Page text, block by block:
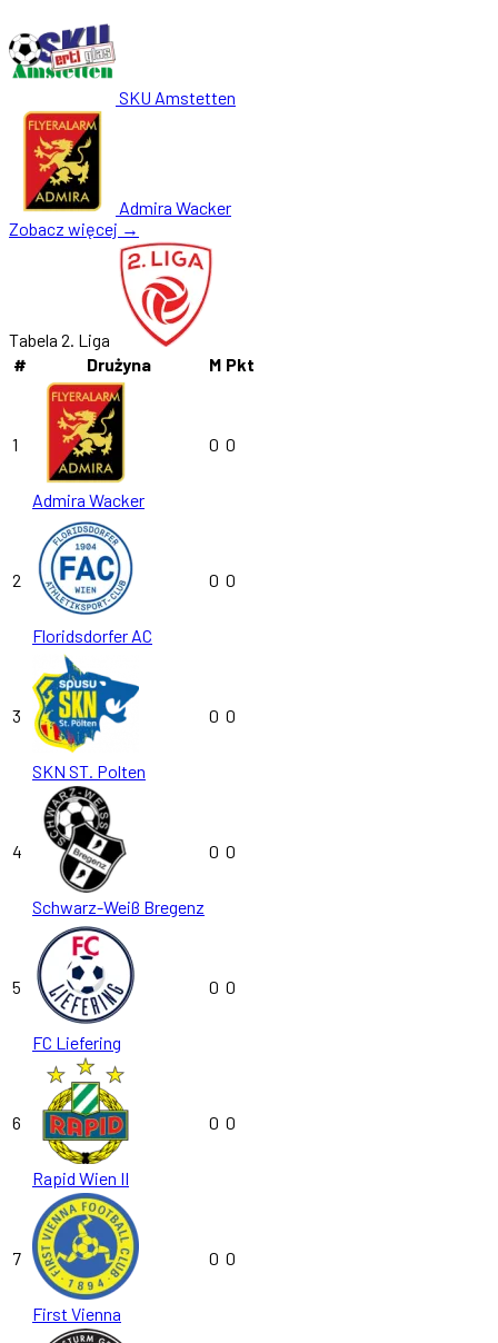
SKU Amstetten
Admira Wacker
Zobacz więcej →
Tabela 2. Liga
#
Drużyna M Pkt
1
Admira Wacker
0 0
2
Floridsdorfer AC
0 0
3
SKN ST. Polten
0 0
4
Schwarz-Weiß Bregenz
0 0
5
FC Liefering
0 0
6
Rapid Wien II
0 0
7
First Vienna
0 0